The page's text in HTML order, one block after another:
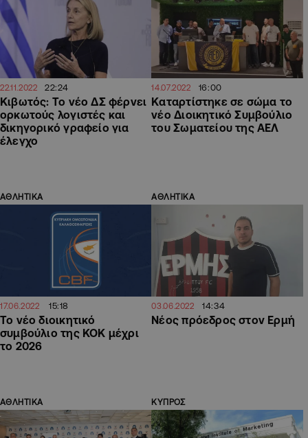
22.11.2022 22:24
Κιβωτός: Το νέο ΔΣ φέρνει
ορκωτούς λογιστές και
δικηγορικό γραφείο για
έλεγχο
14.07.2022 16:00
Καταρτίστηκε σε σώμα το
νέο Διοικητικό Συμβούλιο
του Σωματείου της ΑΕΛ
ΑΘΛΗΤΙΚΑ
17.06.2022 15:18
Το νέο διοικητικό
συμβούλιο της ΚΟΚ μέχρι
το 2026
ΑΘΛΗΤΙΚΑ
03.06.2022 14:34
Νέος πρόεδρος στον Ερμή
ΑΘΛΗΤΙΚΑ ΚΥΠΡΟΣ